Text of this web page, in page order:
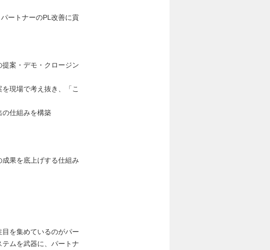
ートナーのPL改善に貢
案・デモ・クロージン
現場で考え抜き、「こ
の仕組みを構築
果を底上げする仕組み
を集めているのがパー
ムを武器に、パートナ